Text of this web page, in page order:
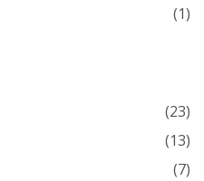
(1)
(23)
(13)
(7)